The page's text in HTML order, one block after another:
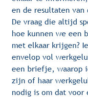
en de resultaten van
De vraag die altijd
hoe kunnen we een
met elkaar krijgen?
envelop vol
een briefje, waarop
zijn of haar
nodig is om dat voor